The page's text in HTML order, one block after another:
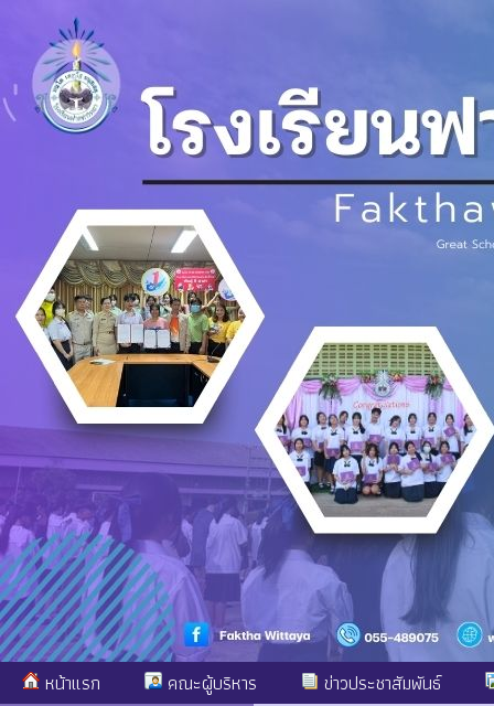
หน้าแรก คณะผู้บริหาร ข่าวประชาสัมพันธ์